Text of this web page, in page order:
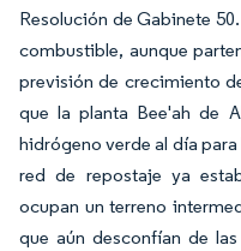
Resolución de Gabinete
combustible, aunque
previsión de crecimiento
que la planta Bee'ah de
hidrógeno verde al día
red de repostaje ya
ocupan un terreno
que aún desconfían de